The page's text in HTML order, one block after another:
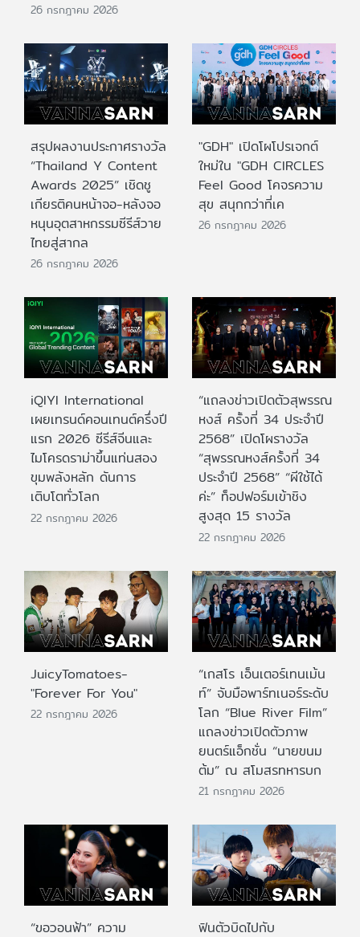
26 กรกฎาคม 2026
สรุปผลงานประกาศรางวัล
“Thailand Y Content
Awards 2025” เชิดชู
เกียรติคนหน้าจอ-หลังจอ
หนุนอุตสาหกรรมซีรีส์วาย
ไทยสู่สากล
26 กรกฎาคม 2026
"GDH" เปิดโผโปรเจกต์
ใหม่ใน "GDH CIRCLES
Feel Good โคจรความ
สุข สนุกกว่าที่เค
26 กรกฎาคม 2026
iQIYI International
เผยเทรนด์คอนเทนต์ครึ่งปี
แรก 2026 ซีรีส์จีนและ
ไมโครดราม่าขึ้นแท่นสอง
ขุมพลังหลัก ดันการ
เติบโตทั่วโลก
22 กรกฎาคม 2026
“แถลงข่าวเปิดตัวสุพรรณ
หงส์ ครั้งที่ 34 ประจำปี
2568” เปิดโผรางวัล
“สุพรรณหงส์ครั้งที่ 34
ประจำปี 2568” “ผีใช้ได้
ค่ะ” ท็อปฟอร์มเข้าชิง
สูงสุด 15 รางวัล
22 กรกฎาคม 2026
JuicyTomatoes-
"Forever For You"
22 กรกฎาคม 2026
“เกสโร เอ็นเตอร์เทนเม้น
ท์” จับมือพาร์ทเนอร์ระดับ
โลก “Blue River Film”
แถลงข่าวเปิดตัวภาพ
ยนตร์แอ็กชั่น “นายขนม
ต้ม” ณ สโมสรทหารบก
21 กรกฎาคม 2026
“ขอวอนฟ้า” ความ ฟินตัวบิดไปกับ